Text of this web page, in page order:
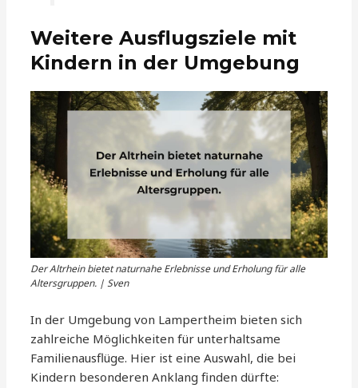
Weitere Ausflugsziele mit
Kindern in der Umgebung
Der Altrhein bietet naturnahe Erlebnisse und Erholung für alle
Altersgruppen. | Sven
In der Umgebung von Lampertheim bieten sich
zahlreiche Möglichkeiten für unterhaltsame
Familienausflüge. Hier ist eine Auswahl, die bei
Kindern besonderen Anklang finden dürfte: